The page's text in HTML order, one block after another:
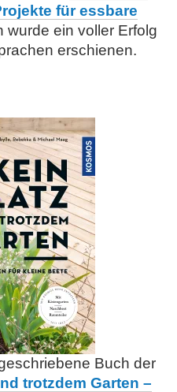
für essbare
wurde ein voller Erfolg
erschienen.
Buch der
trotzdem Garten –